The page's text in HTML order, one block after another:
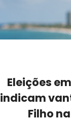
Eleições
indicam
Filho